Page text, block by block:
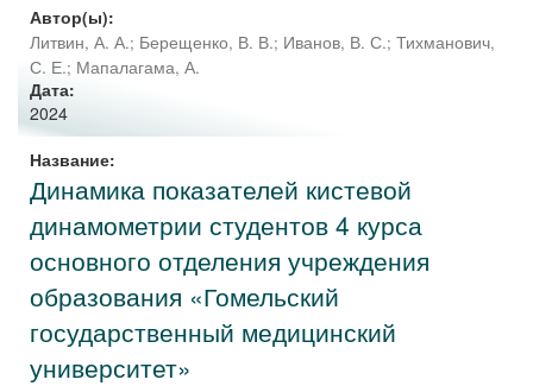
Автор(ы):
Литвин, А. А.; Берещенко, В. В.; Иванов, В. С.; Тихманович,
С. Е.; Мапалагама, А.
Дата:
2024
Название:
Динамика показателей кистевой
динамометрии студентов 4 курса
основного отделения учреждения
образования «Гомельский
государственный медицинский
университет»